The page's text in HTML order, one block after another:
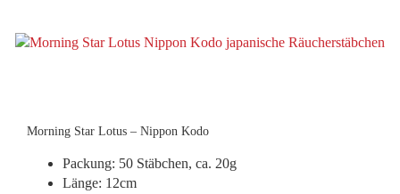
Morning Star Lotus – Nippon Kodo
Packung: 50 Stäbchen, ca. 20g
Länge: 12cm